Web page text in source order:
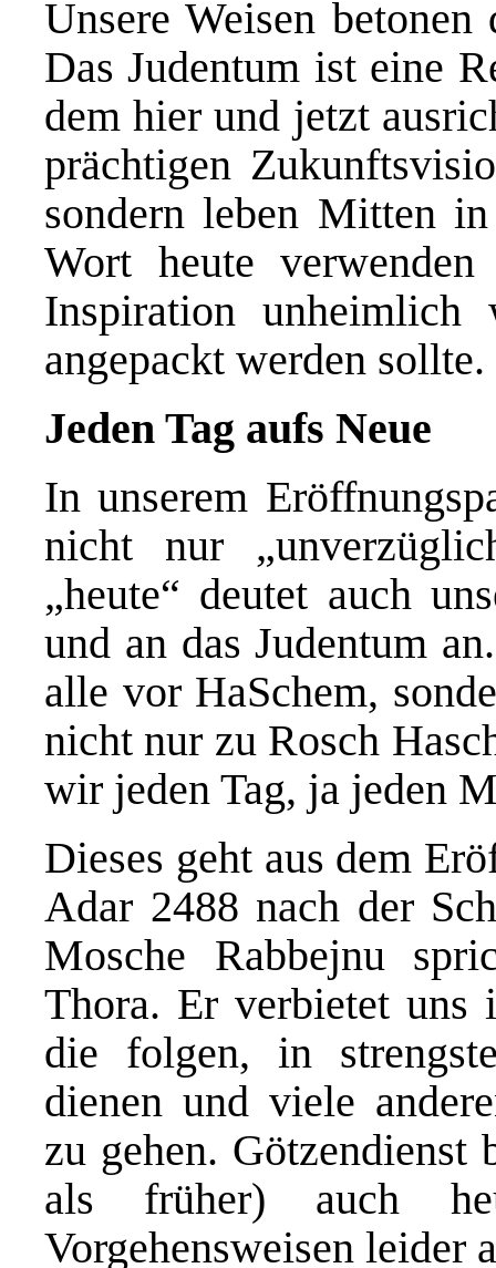
Unsere Weisen
Das Judentum ist eine
dem hier und jetzt
prächtigen
sondern leben Mitten
Wort heute
Inspiration
angepackt werden sollte.
Jeden Tag aufs Neue
In unserem
nicht nur
„heute“ deutet auch
und an das Judentum
alle vor HaSchem,
nicht nur zu Rosch
wir jeden Tag, ja jeden
Dieses geht aus dem
Adar 2488 nach der
Mosche Rabbejnu
Thora. Er verbietet uns
die folgen, in
dienen und viele
zu gehen.
als früher) auch
Vorgehensweisen leider